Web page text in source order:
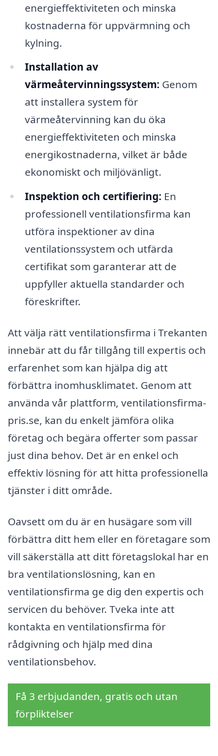
energieffektiviteten och minska
kostnaderna för uppvärmning och
kylning.
Installation av
värmeåtervinningssystem: Genom
att installera system för
värmeåtervinning kan du öka
energieffektiviteten och minska
energikostnaderna, vilket är både
ekonomiskt och miljövänligt.
Inspektion och certifiering: En
professionell ventilationsfirma kan
utföra inspektioner av dina
ventilationssystem och utfärda
certifikat som garanterar att de
uppfyller aktuella standarder och
föreskrifter.
Att välja rätt ventilationsfirma i Trekanten
innebär att du får tillgång till expertis och
erfarenhet som kan hjälpa dig att
förbättra inomhusklimatet. Genom att
använda vår plattform, ventilationsfirma-
pris.se, kan du enkelt jämföra olika
företag och begära offerter som passar
just dina behov. Det är en enkel och
effektiv lösning för att hitta professionella
tjänster i ditt område.
Oavsett om du är en husägare som vill
förbättra ditt hem eller en företagare som
vill säkerställa att ditt företagslokal har en
bra ventilationslösning, kan en
ventilationsfirma ge dig den expertis och
servicen du behöver. Tveka inte att
kontakta en ventilationsfirma för
rådgivning och hjälp med dina
ventilationsbehov.
Få 3 erbjudanden, gratis och utan
förpliktelser